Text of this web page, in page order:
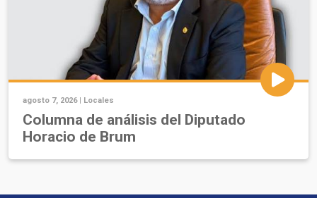
agosto 7, 2026 | Locales
Columna de análisis del Diputado
Horacio de Brum